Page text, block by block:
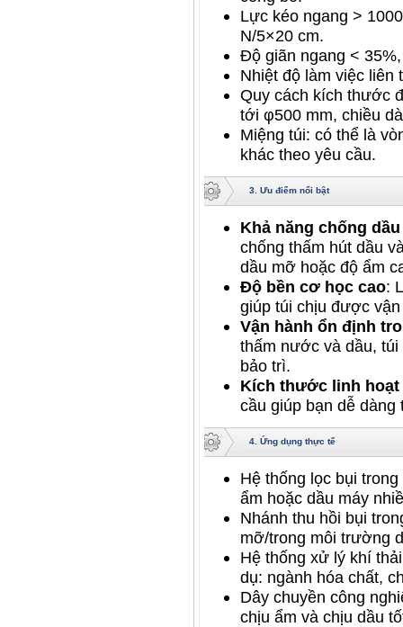
Lực kéo ngang >
N/5×20 cm.
Độ giãn ngang <
Nhiệt độ làm việc liên
Quy cách kích thước
tới φ500 mm, chiều
Miệng túi: có thể là
khác theo yêu cầu.
3. Ưu điểm nổi bật
Khả năng chống
chống thấm hút dầu
dầu mỡ hoặc độ ẩm
Độ bền cơ học cao:
giúp túi chịu được
Vận hành ổn định
thấm nước và dầu,
bảo trì.
Kích thước linh hoạt
cầu giúp bạn dễ dàng
4. Ứng dụng thực tế
Hệ thống lọc bụi
ẩm hoặc dầu máy
Nhánh thu hồi bụi
mỡ/trong môi trường
Hệ thống xử lý khí
dụ: ngành hóa chất,
Dây chuyền công
chịu ẩm và chịu dầu